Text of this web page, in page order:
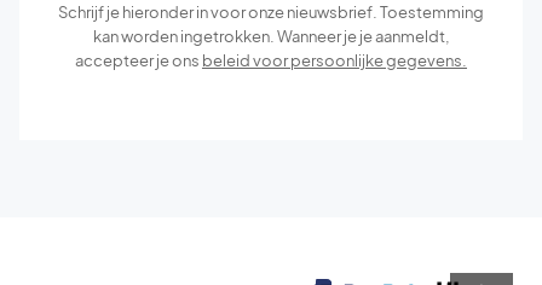
Schrijf je hieronder in voor onze nieuwsbrief. Toestemming
kan worden ingetrokken. Wanneer je je aanmeldt,
accepteer je ons beleid voor persoonlijke gegevens.